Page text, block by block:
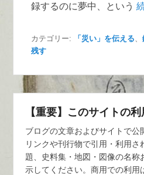
録するのに夢中、という
カテゴリー: 「災い」を伝える 、
残す
【重要】このサイトの
ブログの文章およびサイトで公
リンクや刊行物で引用・利用さ
題、史料集・地図・図像の名称
示してください。商用での利用